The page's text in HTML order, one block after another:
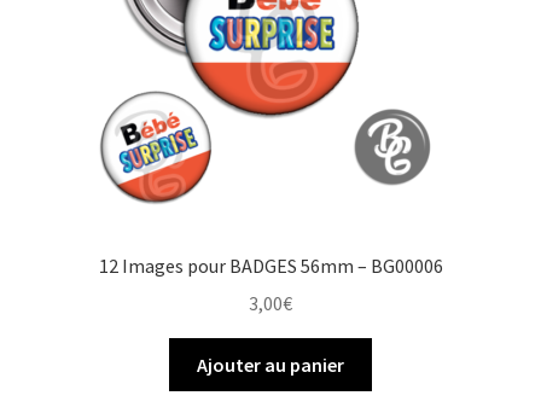
12 Images pour BADGES 56mm – BG00006
3,00€
Ajouter au panier